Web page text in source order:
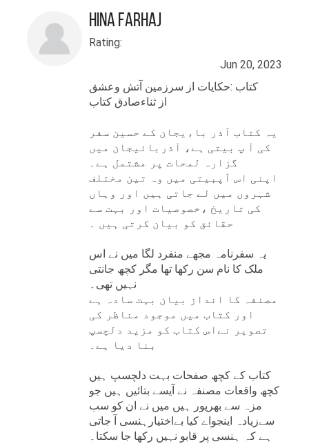
میڈیا اکاؤنٹس پر پڑھے جا
سکتے ہیں۔ لکھنے کے علاوہ ان
کا دوسری پسندیدہ کام نئی
Hina Farhaj
Rating:
Jun 20, 2023
کتاب :حکایات از سرزمین آتش وعشق
از ثناءصادق کتاب
یہ کتاب آذر باءیجان کے حسین سفر
کی آ پ بیتی ہے، آذربائیجان میں
گزارہ لمحات پر مشتمل ہے۔
اپنی اس آپبیتی میں وہ تین مختلف
شہروں میں لے جاتی ہیں اور وہاں
کی تاریخ ،خصوصیات اور بہت سے
حقائق کو بیان کرتی ہیں ۔
یہ سفرنامہ مجھے منفرد لگا میں نے اس
ملک کا نام سن رکھا تھا مگر کچھ جانتی
نہیں تھی۔
مصنفہ کا انداز بیان بہت سادہ ہے
اور کتاب میں موجود مناظر کی
تصویر نےاس کتاب کو مزید دلچسپ
بنا دیا ہے۔
کتاب کے کچھ صفحات بہت دلچسپ ہیں
کچھ واقعات مصنفہ نے آیسے بتائیں ہیں جو
مزہ سے بھرپور ہیں میں نے ان کو سب
سےزیادہ اینجواے کیا بےاختیارہنسی آ جاتی
ہے کہ ہنسی پر قابو نہیں رکھا جا سکتا۔